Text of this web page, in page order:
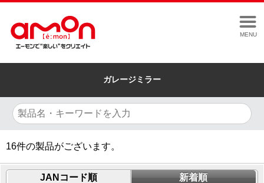
MENU
ガレージミラー
16件の製品がございます。
JANコード順 新着順